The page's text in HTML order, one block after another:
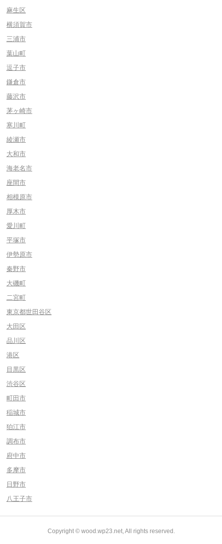
麻生区
横須賀市
三浦市
葉山町
逗子市
鎌倉市
藤沢市
茅ヶ崎市
寒川町
綾瀬市
大和市
海老名市
座間市
相模原市
厚木市
愛川町
平塚市
伊勢原市
秦野市
大磯町
二宮町
東京都世田谷区
大田区
品川区
港区
目黒区
渋谷区
町田市
稲城市
狛江市
調布市
府中市
多摩市
日野市
八王子市
Copyright © wood.wp23.net, All rights reserved.